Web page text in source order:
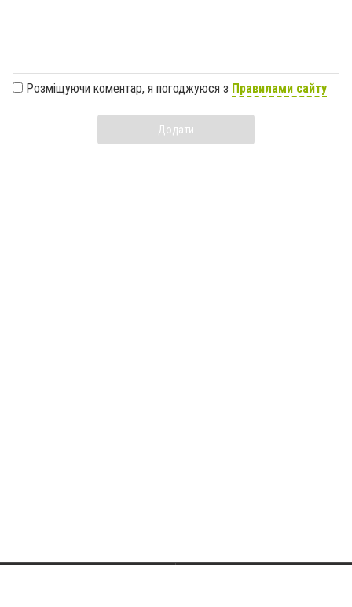
Розміщуючи коментар, я погоджуюся з Правилами сайту
Додати